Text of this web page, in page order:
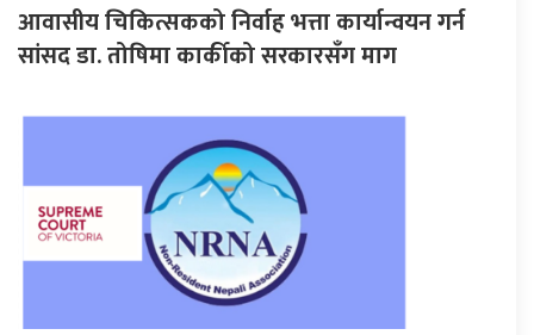
आवासीय चिकित्सकको निर्वाह भत्ता कार्यान्वयन गर्न
सांसद डा. तोषिमा कार्कीको सरकारसँग माग